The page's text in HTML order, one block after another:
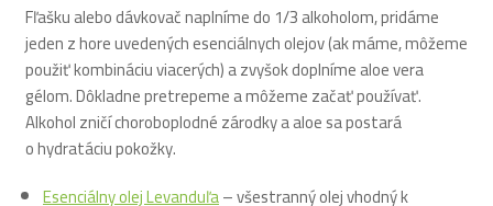
Fľašku alebo dávkovač naplníme do 1/3 alkoholom, pridáme
jeden z hore uvedených esenciálnych olejov (ak máme, môžeme
použiť kombináciu viacerých) a zvyšok doplníme aloe vera
gélom. Dôkladne pretrepeme a môžeme začať používať.
Alkohol zničí choroboplodné zárodky a aloe sa postará
o hydratáciu pokožky.
Esenciálny olej Levanduľa– všestranný olej vhodný k